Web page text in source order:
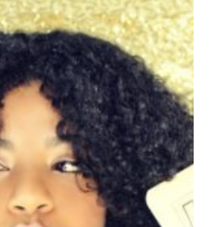
RIZADO
Y
LAS
FOTOGRAFÍAS.